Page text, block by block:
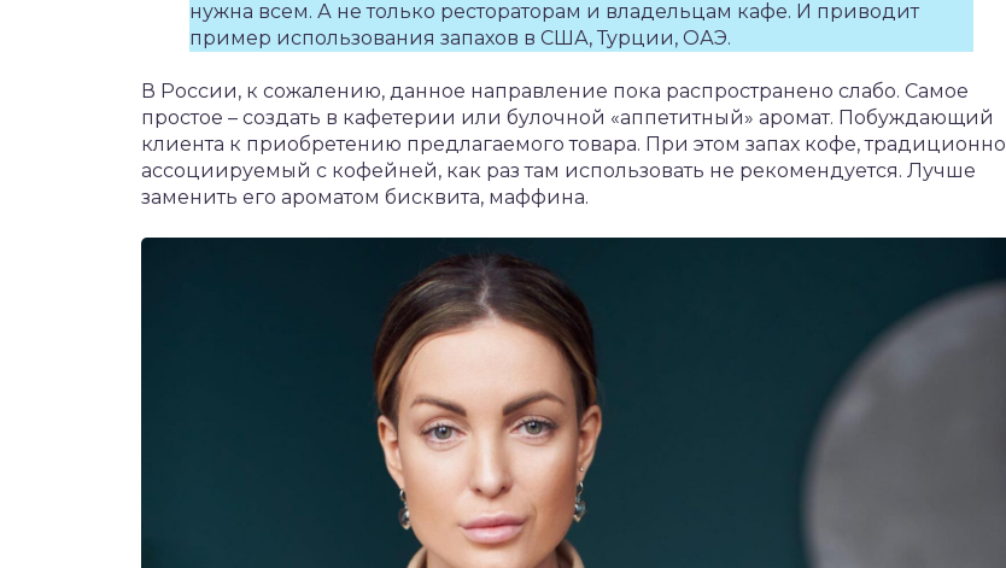
нужна всем. А не только рестораторам и владельцам кафе. И приводит
пример использования запахов в США, Турции, ОАЭ.
В России, к сожалению, данное направление пока распространено слабо. Самое
простое – создать в кафетерии или булочной «аппетитный» аромат. Побуждающий
клиента к приобретению предлагаемого товара. При этом запах кофе, традиционно
ассоциируемый с кофейней, как раз там использовать не рекомендуется. Лучше
заменить его ароматом бисквита, маффина.